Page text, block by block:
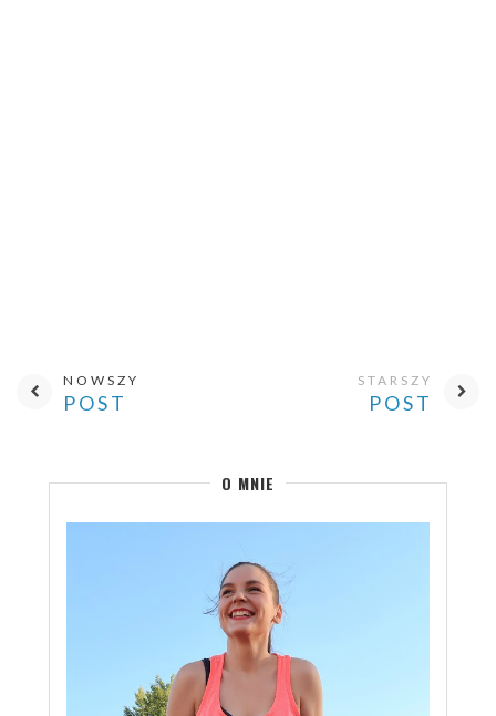
NOWSZY
POST
STARSZY
POST
O MNIE